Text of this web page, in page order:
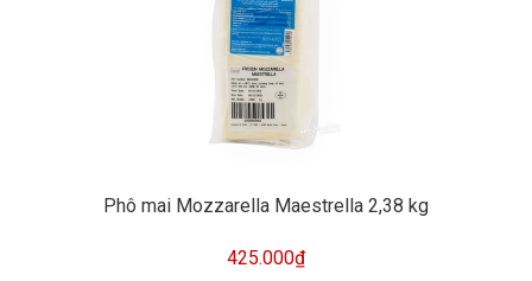
Phô mai Mozzarella Maestrella 2,38 kg
425.000₫